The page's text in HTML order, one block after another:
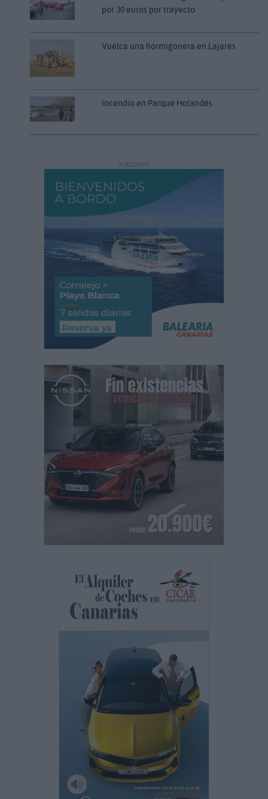
por 30 euros por trayecto
Vuelca una hormigonera en Lajares
Incendio en Parque Holandés
PUBLICIDAD